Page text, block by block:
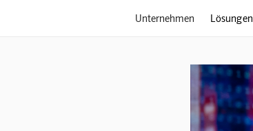
Unternehmen Lösungen